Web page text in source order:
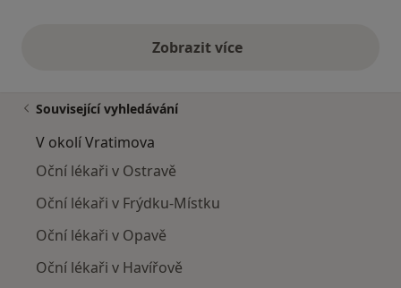
Zobrazit vícevýše uvedené názory
Související vyhledávání
V okolí Vratimova
Oční lékaři v Ostravě
Oční lékaři v Frýdku-Místku
Oční lékaři v Opavě
Oční lékaři v Havířově